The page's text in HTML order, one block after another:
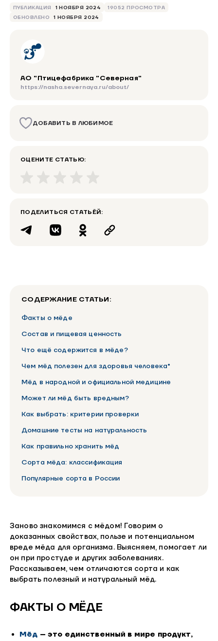
ПУБЛИКАЦИЯ 1 НОЯБРЯ 2024
19052 ПРОСМОТРА
ОБНОВЛЕНО
1 НОЯБРЯ 2024
АО "Птицефабрика "Северная"
https://nasha.severnaya.ru/about/
ДОБАВИТЬ В ЛЮБИМОЕ
ОЦЕНИТЕ СТАТЬЮ:
ПОДЕЛИТЬСЯ СТАТЬЁЙ:
СОДЕРЖАНИЕ СТАТЬИ:
Факты о мёде
Состав и пищевая ценность
Что ещё содержится в мёде?
Чем мёд полезен для здоровья человека*
Мёд в народной и официальной медицине
Может ли мёд быть вредным?
Как выбрать: критерии проверки
Домашние тесты на натуральность
Как правильно хранить мёд
Сорта мёда: классификация
Популярные сорта в России
Заново знакомимся с мёдом! Говорим о
доказанных свойствах, пользе и потенциальном
вреде мёда для организма. Выясняем, помогает ли
он при простуде и других заболеваниях.
Рассказываем, чем отличаются сорта и как
выбрать полезный и натуральный мёд.
ФАКТЫ О МЁДЕ
Мёд – это единственный в мире продукт,